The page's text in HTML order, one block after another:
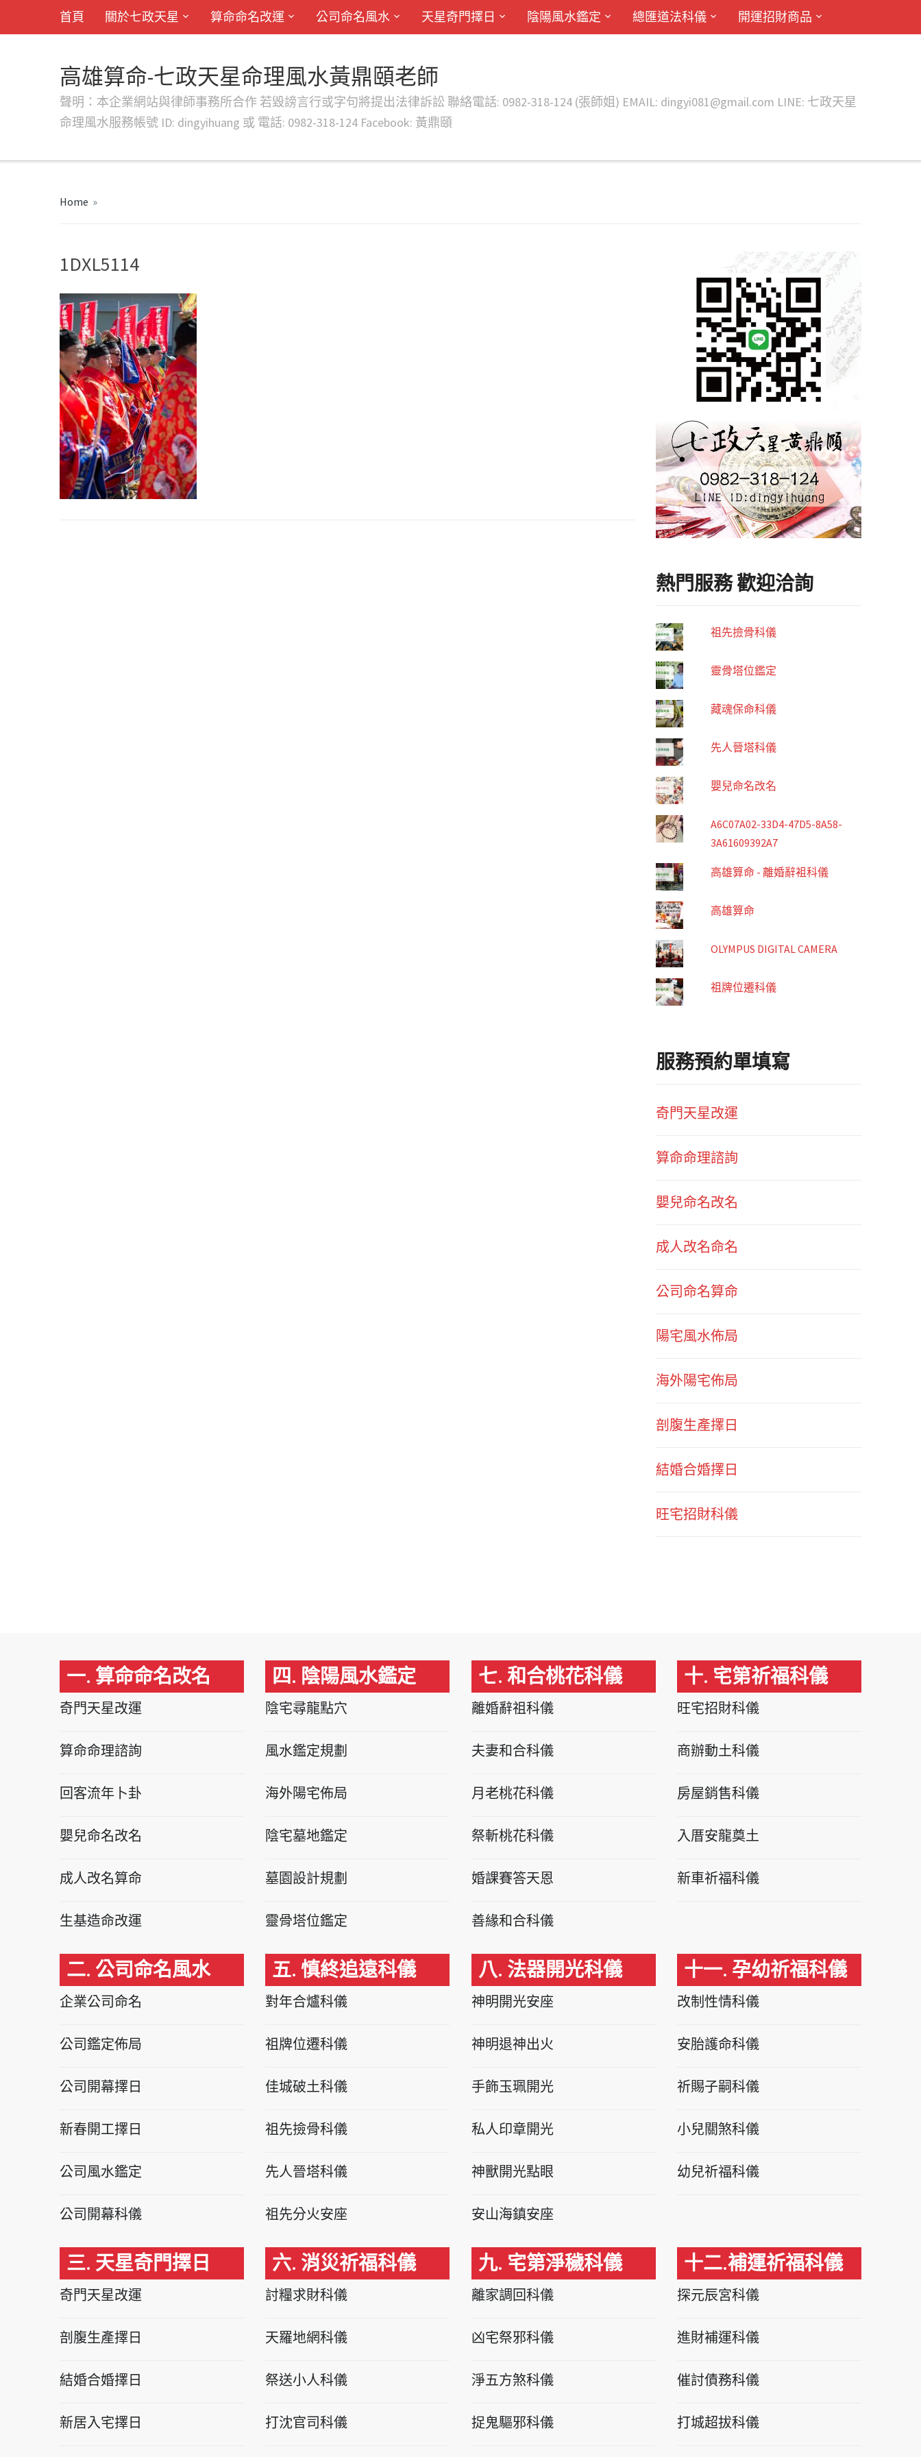
首頁 關於七政天星 算命命名改運 公司命名風水 天星奇門擇日 陰陽風水鑑定 總匯道法科儀 開運招財商品
高雄算命-七政天星命理風水黃鼎頤老師
聲明：本企業網站與律師事務所合作 若毀謗言行或字句將提出法律訴訟 聯絡電話: 0982-318-124 (張師姐) EMAIL: dingyi081@gmail.com LINE: 七政天星
命理風水服務帳號 ID: dingyihuang 或 電話: 0982-318-124 Facebook: 黃鼎頤
Home »
1DXL5114
熱門服務 歡迎洽詢
祖先撿骨科儀
靈骨塔位鑑定
藏魂保命科儀
先人晉塔科儀
嬰兒命名改名
A6C07A02-33D4-47D5-8A58-
3A61609392A7
高雄算命 - 離婚辭袓科儀
高雄算命
OLYMPUS DIGITAL CAMERA
祖牌位遷科儀
服務預約單填寫
奇門天星改運
算命命理諮詢
嬰兒命名改名
成人改名命名
公司命名算命
陽宅風水佈局
海外陽宅佈局
剖腹生產擇日
結婚合婚擇日
旺宅招財科儀
一. 算命命名改名
奇門天星改運
算命命理諮詢
回客流年卜卦
嬰兒命名改名
成人改名算命
生基造命改運
二. 公司命名風水
企業公司命名
公司鑑定佈局
公司開幕擇日
新春開工擇日
公司風水鑑定
公司開幕科儀
三. 天星奇門擇日
奇門天星改運
剖腹生產擇日
結婚合婚擇日
新居入宅擇日
四. 陰陽風水鑑定
陰宅尋龍點穴
風水鑑定規劃
海外陽宅佈局
陰宅墓地鑑定
墓園設計規劃
靈骨塔位鑑定
五. 慎終追遠科儀
對年合爐科儀
祖牌位遷科儀
佳城破土科儀
祖先撿骨科儀
先人晉塔科儀
祖先分火安座
六. 消災祈福科儀
討糧求財科儀
天羅地網科儀
祭送小人科儀
打沈官司科儀
七. 和合桃花科儀
離婚辭祖科儀
夫妻和合科儀
月老桃花科儀
祭斬桃花科儀
婚課賽答天恩
善緣和合科儀
八. 法器開光科儀
神明開光安座
神明退神出火
手飾玉珮開光
私人印章開光
神獸開光點眼
安山海鎮安座
九. 宅第淨穢科儀
離家調回科儀
凶宅祭邪科儀
淨五方煞科儀
捉鬼驅邪科儀
十. 宅第祈福科儀
旺宅招財科儀
商辦動土科儀
房屋銷售科儀
入厝安龍奠土
新車祈福科儀
十一. 孕幼祈福科儀
改制性情科儀
安胎護命科儀
祈賜子嗣科儀
小兒關煞科儀
幼兒祈福科儀
十二.補運祈福科儀
探元辰宮科儀
進財補運科儀
催討債務科儀
打城超拔科儀